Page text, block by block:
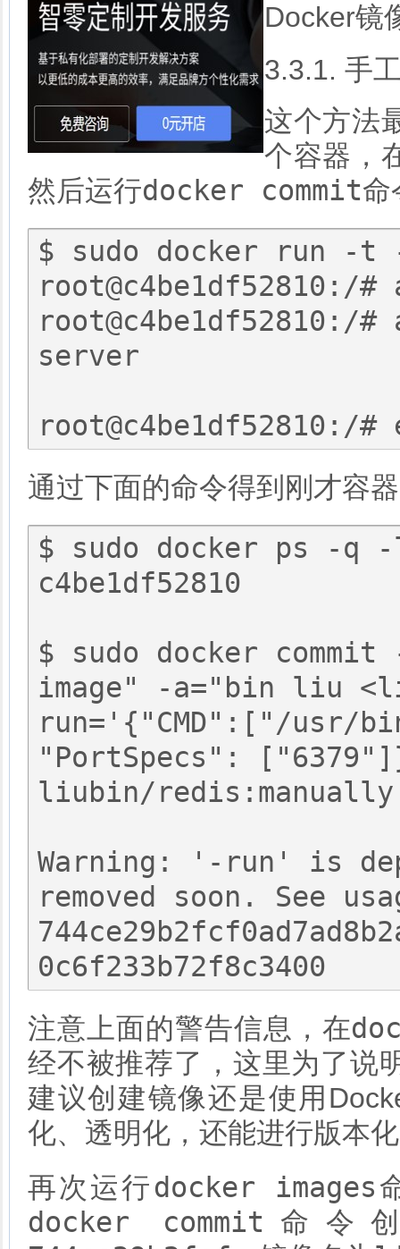
Docker镜
3.3.1. 手
这个方法
个容器，
然后运行docker commit命
$ sudo docker run -t
root@c4be1df52810:/
server
通过下面的命令得到刚才容
$ sudo docker ps -q
c4be1df52810
$ sudo docker commit
image" -a="bin liu
run='{"CMD":["/usr/
"PortSpecs":
liubin/redis:manually
Warning: '-run' is
removed soon. See
注意上面的警告信息，在
经不被推荐了，这里为了说
建议创建镜像还是使用
化、透明化，还能进行版本
再次运行docker images
docker commit 命令